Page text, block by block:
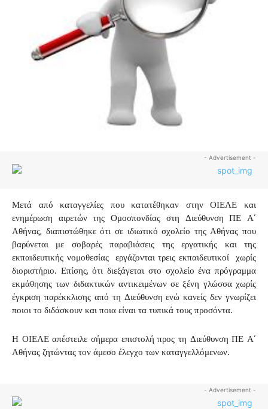
- Advertisement -
Μετά από καταγγελίες που κατατέθηκαν στην ΟΙΕΛΕ και
ενημέρωση αιρετών της Ομοσπονδίας στη Διεύθυνση ΠΕ Α’
Αθήνας, διαπιστώθηκε ότι σε ιδιωτικό σχολείο της Αθήνας που
βαρύνεται με σοβαρές παραβιάσεις της εργατικής και της
εκπαιδευτικής νομοθεσίας εργάζονται τρεις εκπαιδευτικοί χωρίς
διοριστήριο. Επίσης, ότι διεξάγεται στο σχολείο ένα πρόγραμμα
εκμάθησης των διδακτικών αντικειμένων σε ξένη γλώσσα χωρίς
έγκριση παρέκκλισης από τη Διεύθυνση ενώ κανείς δεν γνωρίζει
ποιοι το διδάσκουν και ποια είναι τα τυπικά τους προσόντα.
Η ΟΙΕΛΕ απέστειλε σήμερα επιστολή προς τη Διεύθυνση ΠΕ Α’
Αθήνας ζητώντας τον άμεσο έλεγχο των καταγγελλόμενων.
- Advertisement -